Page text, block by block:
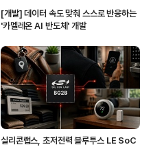
[개발] 데이터 속도 맞춰 스스로 반응하는
'카멜레온 AI 반도체' 개발
실리콘랩스, 초저전력 블루투스 LE SoC